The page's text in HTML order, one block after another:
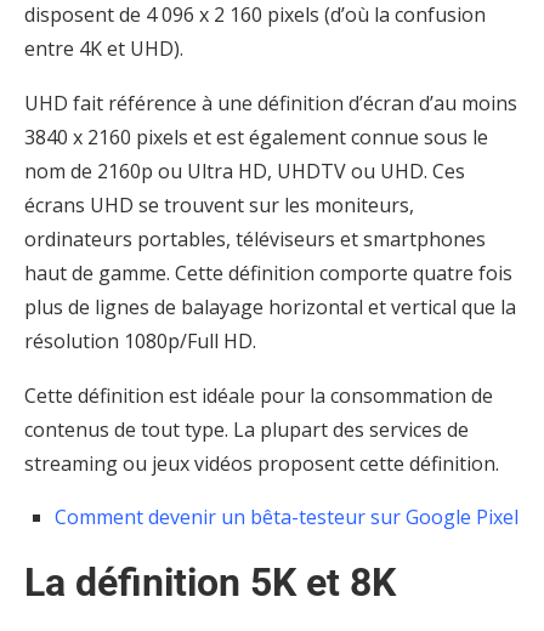
disposent de 4 096 x 2 160 pixels (d’où la confusion
entre 4K et UHD).
UHD fait référence à une définition d’écran d’au moins
3840 x 2160 pixels et est également connue sous le
nom de 2160p ou Ultra HD, UHDTV ou UHD. Ces
écrans UHD se trouvent sur les moniteurs,
ordinateurs portables, téléviseurs et smartphones
haut de gamme. Cette définition comporte quatre fois
plus de lignes de balayage horizontal et vertical que la
résolution 1080p/Full HD.
Cette définition est idéale pour la consommation de
contenus de tout type. La plupart des services de
streaming ou jeux vidéos proposent cette définition.
Comment devenir un bêta-testeur sur Google Pixel
La définition 5K et 8K